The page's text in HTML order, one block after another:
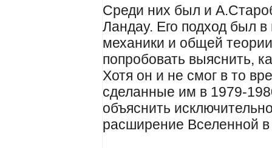
Среди них был и
Ландау. Его подход был
механики и общей
попробовать выяснить,
Хотя он и не смог в то
сделанные им в 1979-
объяснить
расширение Вселенной